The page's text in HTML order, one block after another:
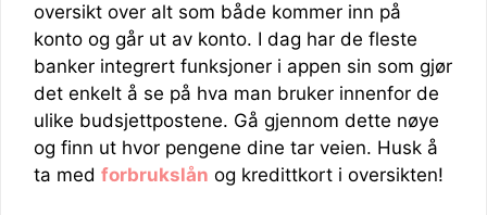
oversikt over alt som både kommer inn på
konto og går ut av konto. I dag har de fleste
banker integrert funksjoner i appen sin som gjør
det enkelt å se på hva man bruker innenfor de
ulike budsjettpostene. Gå gjennom dette nøye
og finn ut hvor pengene dine tar veien. Husk å
ta med forbrukslån og kredittkort i oversikten!